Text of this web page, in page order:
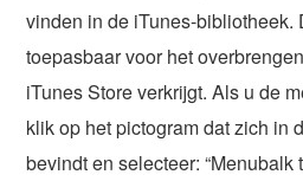
vinden in de iTunes-bibliotheek.
toepasbaar voor het
iTunes Store verkrijgt. Als u de
klik op het pictogram dat zich in
bevindt en selecteer: “Menubalk